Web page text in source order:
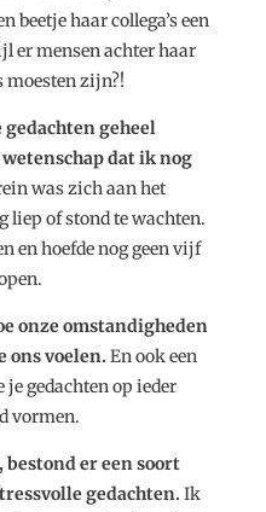
beetje haar collega’s een
er mensen achter haar
moesten zijn?!
geheel
dat ik nog
was zich aan het
of stond te wachten.
en hoefde nog geen vijf
onze omstandigheden
ons voelen. En ook een
gedachten op ieder
vormen.
er een soort
gedachten. Ik